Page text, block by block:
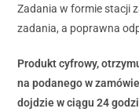
Zadania w formie stacji
zadania, a poprawna
Produkt cyfrowy,
na podanego w
dojdzie w ciągu 24